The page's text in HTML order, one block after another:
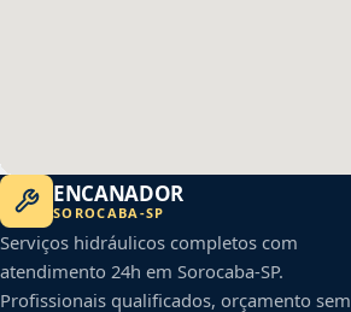
ENCANADOR
SOROCABA -SP
Serviços hidráulicos completos com
atendimento 24h em Sorocaba-SP.
Profissionais qualificados, orçamento sem